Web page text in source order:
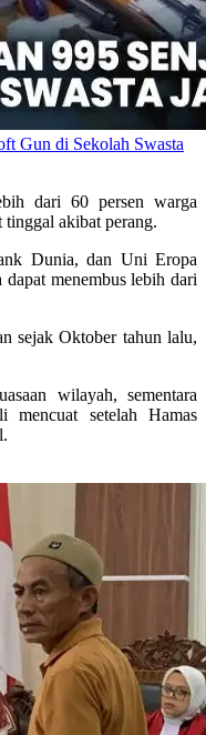
Gun di Sekolah Swasta
dari 60 persen warga
akibat perang.
Dunia, dan Uni Eropa
menembus lebih dari
sejak Oktober tahun lalu,
wilayah, sementara
mencuat setelah Hamas